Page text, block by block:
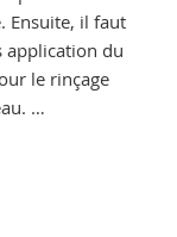
Ensuite, il faut
application du
le rinçage
…